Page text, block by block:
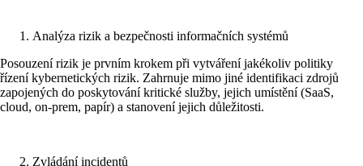
Analýza rizik a bezpečnosti informačních systémů
Posouzení rizik je prvním krokem při vytváření jakékoliv politiky
řízení kybernetických rizik. Zahrnuje mimo jiné identifikaci zdrojů
zapojených do poskytování kritické služby, jejich umístění (SaaS,
cloud, on-prem, papír) a stanovení jejich důležitosti.
Zvládání incidentů